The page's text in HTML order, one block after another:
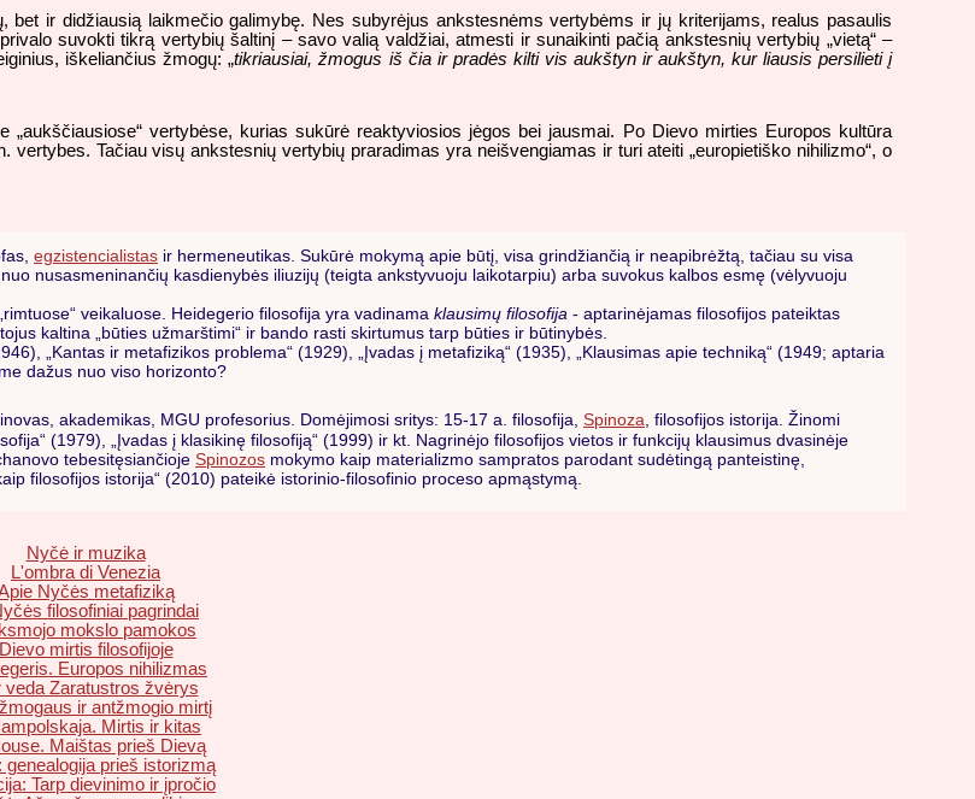
ir didžiausią laikmečio galimybę. Nes subyrėjus ankstesnėms vertybėms ir jų kriterijams, realus pasaulis
suvokti tikrą vertybių šaltinį – savo valią valdžiai, atmesti ir sunaikinti pačią ankstesnių vertybių „vietą“ –
iškeliančius žmogų: „tikriausiai, žmogus iš čia ir pradės kilti vis aukštyn ir aukštyn, kur liausis persilieti į
vertybėse, kurias sukūrė reaktyviosios jėgos bei jausmai. Po Dievo mirties Europos kultūra
vertybes. Tačiau visų ankstesnių vertybių praradimas yra neišvengiamas ir turi ateiti „europietiško nihilizmo“, o
egzistencialistas ir hermeneutikas. Sukūrė mokymą apie būtį, visa grindžiančią ir neapibrėžtą, tačiau su visa
nusasmeninančių kasdienybės iliuzijų (teigta ankstyvuoju laikotarpiu) arba suvokus kalbos esmę (vėlyvuoju
veikaluose. Heidegerio filosofija yra vadinama klausimų filosofija - aptarinėjamas filosofijos pateiktas
kaltina „būties užmarštimi“ ir bando rasti skirtumus tarp būties ir būtinybės.
„Kantas ir metafizikos problema“ (1929), „Įvadas į metafiziką“ (1935), „Klausimas apie techniką“ (1949; aptaria
dažus nuo viso horizonto?
akademikas, MGU profesorius. Domėjimosi sritys: 15-17 a. filosofija, Spinoza , filosofijos istorija. Žinomi
(1979), „Įvadas į klasikinę filosofiją“ (1999) ir kt. Nagrinėjo filosofijos vietos ir funkcijų klausimus dvasinėje
tebesitęsiančioje Spinozos mokymo kaip materializmo sampratos parodant sudėtingą panteistinę,
filosofijos istorija“ (2010) pateikė istorinio-filosofinio proceso apmąstymą.
Nyčė ir muzika
L'ombra di Venezia
Nyčės metafiziką
filosofiniai pagrindai
mokslo pamokos
Dievo mirtis filosofijoje
Europos nihilizmas
veda Zaratustros žvėrys
ir antžmogio mirtį
Mirtis ir kitas
Maištas prieš Dievą
genealogija prieš istorizmą
Tarp dievinimo ir įpročio